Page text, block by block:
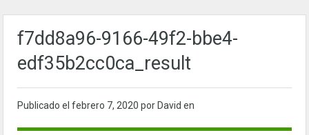
f7dd8a96-9166-49f2-bbe4-
edf35b2cc0ca_result
Publicado el febrero 7, 2020 por David en